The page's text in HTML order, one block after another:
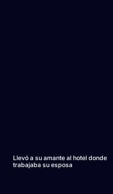
Llevó a su amante al hotel donde
trabajaba su esposa